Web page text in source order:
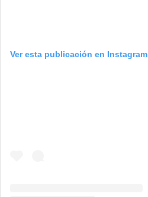
Ver esta publicación en Instagram